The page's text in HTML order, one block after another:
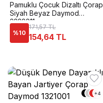
Pamuklu Çocuk Dizaltı Çorap
Siyah Beyaz Daymod
2222011
%10
171,57 TL
154,64 TL
+4